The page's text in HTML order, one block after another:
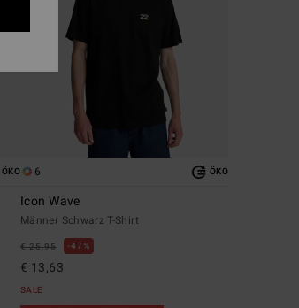
ÖKO 6 ÖKO
Icon Wave
Männer Schwarz T-Shirt
€ 25,95 47%
€ 13,63
SALE